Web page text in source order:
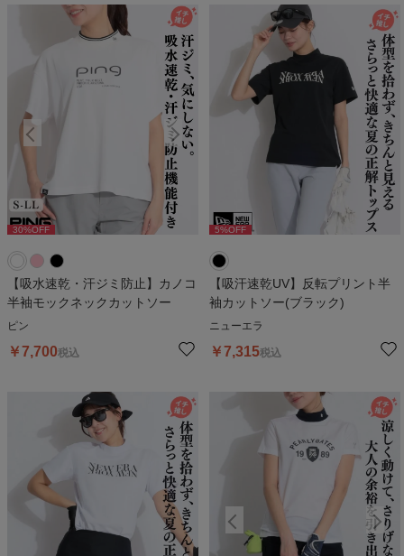
30%OFF %OFF
【吸水速乾・汗ジミ防止】カノコ
半袖モックネックカットソー
ピン
￥7,700税込
5%OFF
【吸汗速乾UV】反転プリント半
袖カットソー(ブラック)
ニューエラ
￥7,315税込